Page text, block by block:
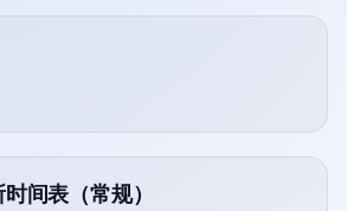
间表（常规）